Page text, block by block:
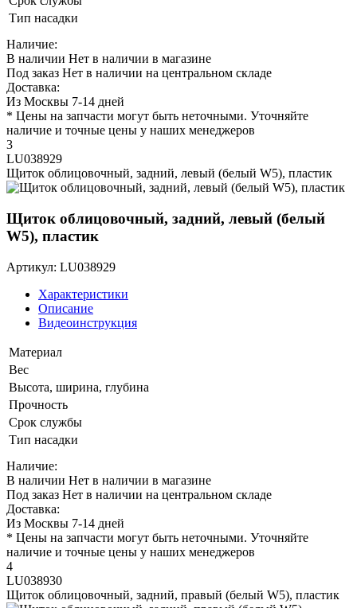
Тип насадки
Наличие:
В наличии Нет в наличии в магазине
Под заказ Нет в наличии на центральном складе
Доставка:
Из Москвы 7-14 дней
* Цены на запчасти могут быть неточными. Уточняйте
наличие и точные цены у наших менеджеров
3
LU038929
Щиток облицовочный, задний, левый (белый W5), пластик
Щиток облицовочный, задний, левый (белый
W5), пластик
Артикул: LU038929
Характеристики
Описание
Видеоинструкция
Материал
Вес
Высота, ширина, глубина
Прочность
Срок службы
Тип насадки
Наличие:
В наличии Нет в наличии в магазине
Под заказ Нет в наличии на центральном складе
Доставка:
Из Москвы 7-14 дней
* Цены на запчасти могут быть неточными. Уточняйте
наличие и точные цены у наших менеджеров
4
LU038930
Щиток облицовочный, задний, правый (белый W5), пластик